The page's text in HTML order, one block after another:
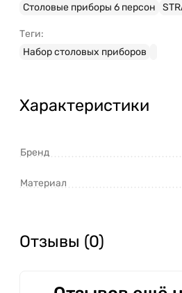
Столовые приборы 6 персон
Теги:
Набор столовых приборов
Характеристики
Бренд
Материал
Отзывы (0)